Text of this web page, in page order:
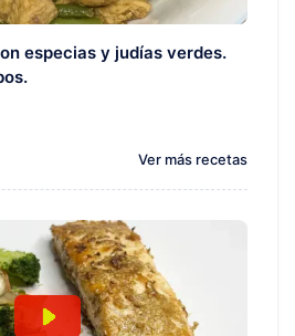
especias y judías verdes.
Ver más recetas